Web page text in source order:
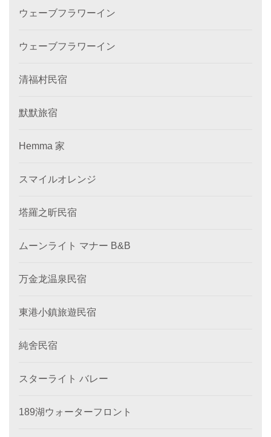
ウェーブフラワーイン
ウェーブフラワーイン
清福村民宿
默默旅宿
Hemma 家
スマイルオレンジ
塔羅之昕民宿
ムーンライト マナー B&B
万金龙温泉民宿
東港小鎮旅遊民宿
純舍民宿
スターライト バレー
189湖ウォーターフロント